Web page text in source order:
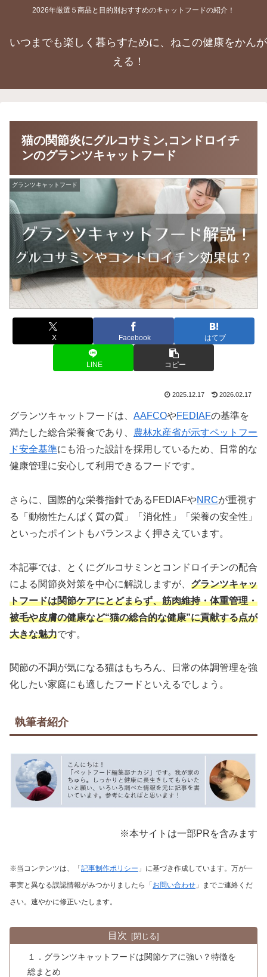
2026年厳選５商品と目的別おすすめのキャットフードの紹介！
いつまでも楽しく暮らすために、ねこの健康をかんが
える！
猫の関節炎にグルコサミン,コンドロイチ
ンのグランツキャットフード
グランツキャットフード
X Facebook はてブ
LINE コピー
2025.12.17 2026.02.17
グランツキャットフードは、 AAFCOやFEDIAFの基準を
満たした総合栄養食であり、 農林水産省が示すペットフー
ド安全基準にも沿った設計を採用しているため、日常的な
健康管理に安心して利用できるフードです。
さらに、国際的な栄養指針であるFEDIAFやNRCが重視す
る「動物性たんぱく質の質」「消化性」「栄養の安全性」
といったポイントもバランスよく押さえています。
本記事では、とくにグルコサミンとコンドロイチンの配合
による関節炎対策を中心に解説しますが、 グランツキャッ
トフードは関節ケアにとどまらず、筋肉維持・体重管理・
被毛や皮膚の健康など“猫の総合的な健康”に貢献する点が
大きな魅力です。
関節の不調が気になる猫はもちろん、日常の体調管理を強
化したい家庭にも適したフードといえるでしょう。
執筆者紹介
※本サイトは一部PRを含みます
※当コンテンツは、「 記事制作ポリシー 」に基づき作成しています。万が一
事実と異なる誤認情報がみつかりましたら「 お問い合わせ 」までご連絡くだ
さい。速やかに修正いたします。
目次
１．グランツキャットフードは関節ケアに強い？特徴を
総まとめ